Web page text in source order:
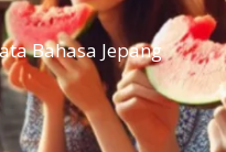
Bahasa Jepang